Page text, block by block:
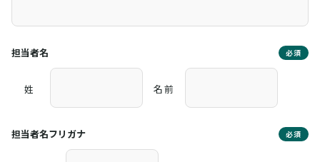
担当者名 必須
姓 名前
担当者名フリガナ 必須